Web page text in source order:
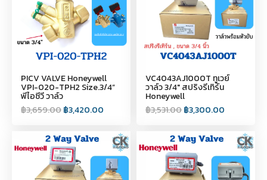
PICV VALVE Honeywell
VPI-020-TPH2 Size.3/4”
พีไอซีวี วาล์ว
฿3,659.00฿3,420.00
VC4043AJ1000T ทูเวย์
วาล์ว 3/4" สปริงรีเทิร์น
Honeywell
฿3,531.00฿3,300.00